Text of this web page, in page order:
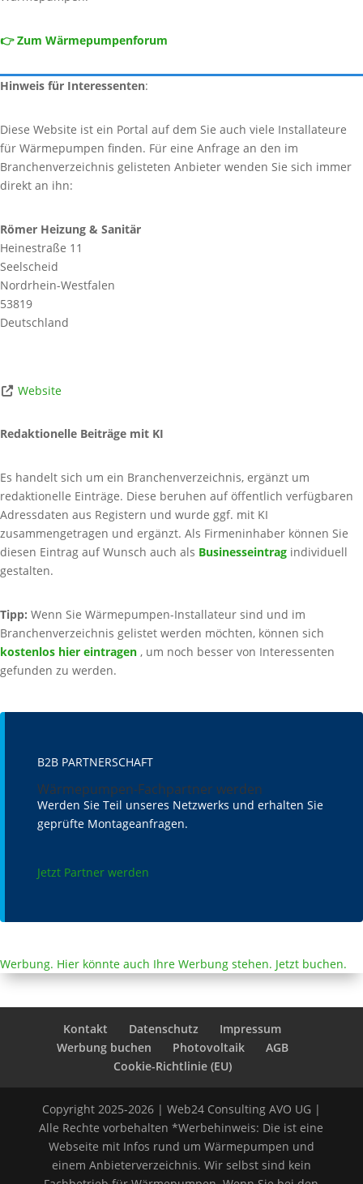
👉 Zum Wärmepumpenforum
Hinweis für Interessenten:
Diese Website ist ein Portal auf dem Sie auch viele Installateure
für Wärmepumpen finden. Für eine Anfrage an den im
Branchenverzeichnis gelisteten Anbieter wenden Sie sich immer
direkt an ihn:
Römer Heizung & Sanitär
Heinestraße 11
Seelscheid
Nordrhein-Westfalen
53819
Deutschland
Website
Redaktionelle Beiträge mit KI
Es handelt sich um ein Branchenverzeichnis, ergänzt um
redaktionelle Einträge. Diese beruhen auf öffentlich verfügbaren
Adressdaten aus Registern und wurde ggf. mit KI
zusammengetragen und ergänzt. Als Firmeninhaber können Sie
diesen Eintrag auf Wunsch auch als Businesseintrag individuell
gestalten.
Tipp: Wenn Sie Wärmepumpen-Installateur sind und im
Branchenverzeichnis gelistet werden möchten, können sich
kostenlos hier eintragen , um noch besser von Interessenten
gefunden zu werden.
B2B PARTNERSCHAFT
Wärmepumpen-Fachpartner werden
Werden Sie Teil unseres Netzwerks und erhalten Sie
geprüfte Montageanfragen.
Jetzt Partner werden
Werbung. Hier könnte auch Ihre Werbung stehen. Jetzt buchen.
Kontakt Datenschutz
Impressum
Werbung buchen
Photovoltaik
AGB
Cookie-Richtlinie (EU)
Copyright 2025-2026 | Web24 Consulting AVO UG |
Alle Rechte vorbehalten *Werbehinweis: Die ist eine
Webseite mit Infos rund um Wärmepumpen und
einem Anbieterverzeichnis. Wir selbst sind kein